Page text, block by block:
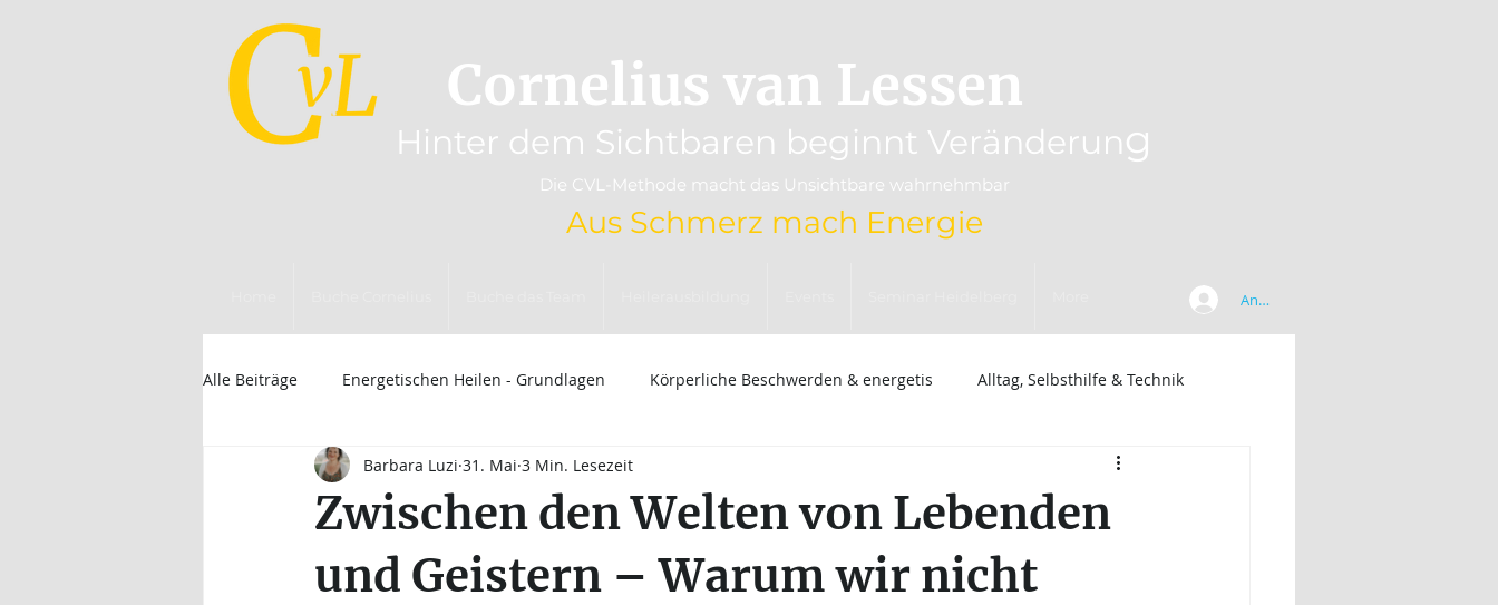
Cornelius van Lessen
Hinter dem Sichtbaren beginnt Veränderung
Die CVL-Methode macht das Unsichtbare wahrnehmbar
Aus Schmerz mach Energie
Anmelden
Alle Beiträge Energetischen Heilen - Grundlagen Körperliche Beschwerden & energetis Alltag, Selbsthilfe & Technik
Psyche, Bewusstsein & energetische Wissenschaft & kritische Einordnun
Mirja Geertz Kraftplatzreisen Geister und Verstorbene Barbara Luzi
Zwischen den Welten von Lebenden
und Geistern – Warum wir nicht
Barbara Luzi 31. Mai 3 Min. Lesezeit